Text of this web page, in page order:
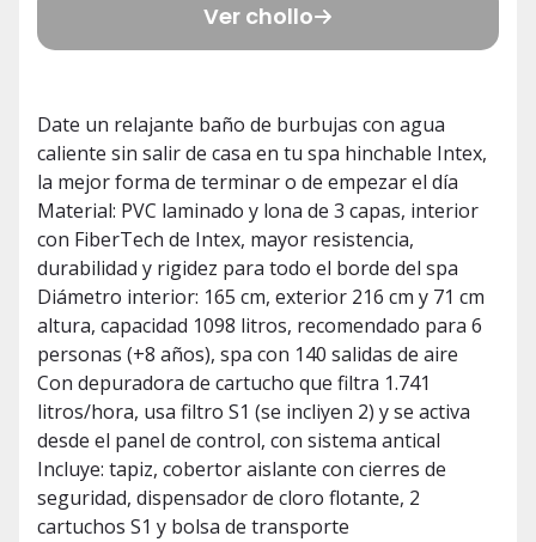
Ver chollo
Date un relajante baño de burbujas con agua
caliente sin salir de casa en tu spa hinchable Intex,
la mejor forma de terminar o de empezar el día
Material: PVC laminado y lona de 3 capas, interior
con FiberTech de Intex, mayor resistencia,
durabilidad y rigidez para todo el borde del spa
Diámetro interior: 165 cm, exterior 216 cm y 71 cm
altura, capacidad 1098 litros, recomendado para 6
personas (+8 años), spa con 140 salidas de aire
Con depuradora de cartucho que filtra 1.741
litros/hora, usa filtro S1 (se incliyen 2) y se activa
desde el panel de control, con sistema antical
Incluye: tapiz, cobertor aislante con cierres de
seguridad, dispensador de cloro flotante, 2
cartuchos S1 y bolsa de transporte